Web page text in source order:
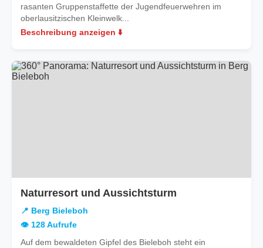
rasanten Gruppenstaffette der Jugendfeuerwehren im
oberlausitzischen Kleinwelk...
Beschreibung anzeigen ⬇️
Naturresort und Aussichtsturm
📍 Berg Bieleboh
👁️ 128 Aufrufe
Auf dem bewaldeten Gipfel des Bieleboh steht ein